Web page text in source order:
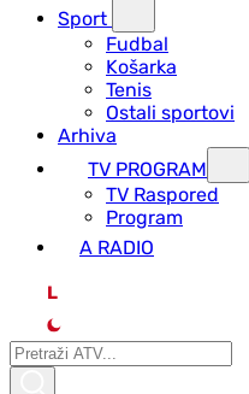
Sport
Fudbal
Košarka
Tenis
Ostali sportovi
Arhiva
TV PROGRAM
ТV Raspored
Program
A RADIO
L